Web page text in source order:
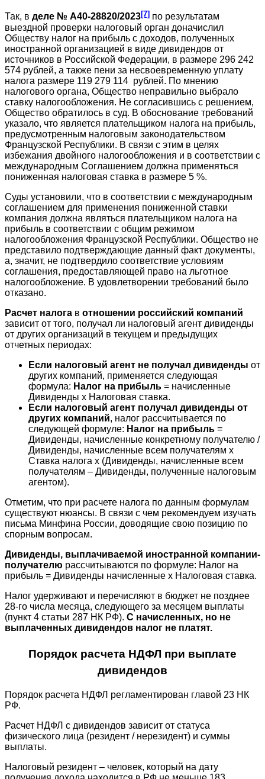
Так, в деле № А40-28820/2023[7] по результатам
выездной проверки налоговый орган доначислил
Обществу налог на прибыль с доходов, полученных
иностранной организацией в виде дивидендов от
источников в Российской Федерации, в размере 296 242
574 рублей, а также пени за несвоевременную уплату
налога размере 119 279 114 рублей. По мнению
налогового органа, Общество неправильно выбрало
ставку налогообложения. Не согласившись с решением,
Общество обратилось в суд. В обоснование требований
указало, что является плательщиком налога на прибыль,
предусмотренным налоговым законодательством
Французской Республики. В связи с этим в целях
избежания двойного налогообложения и в соответствии с
международным Соглашением должна применяться
пониженная налоговая ставка в размере 5 %.
Суды установили, что в соответствии с международным
соглашением для применения пониженной ставки
компания должна являться плательщиком налога на
прибыль в соответствии с общим режимом
налогообложения Французской Республики. Общество не
представило подтверждающие данный факт документы,
а, значит, не подтвердило соответствие условиям
соглашения, предоставляющей право на льготное
налогообложение. В удовлетворении требований было
отказано.
Расчет налога в отношении российский компаний
зависит от того, получал ли налоговый агент дивиденды
от других организаций в текущем и предыдущих
отчетных периодах:
Если налоговый агент не получал дивиденды от
других компаний, применяется следующая
формула: Налог на прибыль = начисленные
Дивиденды х Налоговая ставка.
Если налоговый агент получал дивиденды от
других компаний, налог рассчитывается по
следующей формуле: Налог на прибыль =
Дивиденды, начисленные конкретному получателю /
Дивиденды, начисленные всем получателям х
Ставка налога х (Дивиденды, начисленные всем
получателям – Дивиденды, полученные налоговым
агентом).
Отметим, что при расчете налога по данным формулам
существуют нюансы. В связи с чем рекомендуем изучать
письма Минфина России, доводящие свою позицию по
спорным вопросам.
Дивиденды, выплачиваемой иностранной компании-
получателю рассчитываются по формуле: Налог на
прибыль = Дивиденды начисленные х Налоговая ставка.
Налог удерживают и перечисляют в бюджет не позднее
28-го числа месяца, следующего за месяцем выплаты
(пункт 4 статьи 287 НК РФ). С начисленных, но не
выплаченных дивидендов налог не платят.
Порядок расчета НДФЛ при выплате
дивидендов
Порядок расчета НДФЛ регламентирован главой 23 НК
РФ.
Расчет НДФЛ с дивидендов зависит от статуса
физического лица (резидент / нерезидент) и суммы
выплаты.
Налоговый резидент – человек, который на дату